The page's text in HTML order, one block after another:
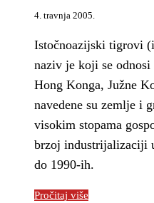
4. travnja 2005.
Istočnoazijski tigrovi
naziv je koji se odnosi
Hong Konga, Južne
navedene su zemlje i
visokim stopama
brzoj industrijalizaciji
do 1990-ih.
Pročitaj više